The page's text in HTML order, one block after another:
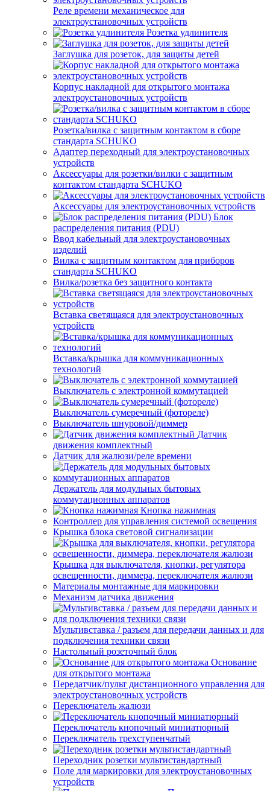
Реле времени механическое для
электроустановочных устройств
Розетка удлинителя
Заглушка для розеток, для защиты детей
Корпус накладной для открытого монтажа
электроустановочных устройств
Розетка/вилка с защитным контактом в сборе
стандарта SCHUKO
Адаптер переходный для электроустановочных
устройств
Аксессуары для розетки/вилки с защитным
контактом стандарта SCHUKO
Аксессуары для электроустановочных устройств
Блок
распределения питания (PDU)
Ввод кабельный для электроустановочных
изделий
Вилка с защитным контактом для приборов
стандарта SCHUKO
Вилка/розетка без защитного контакта
Вставка светящаяся для электроустановочных
устройств
Вставка/крышка для коммуникационных
технологий
Выключатель с электронной коммутацией
Выключатель сумеречный (фотореле)
Выключатель шнуровой/диммер
Датчик
движения комплектный
Датчик для жалюзи/реле времени
Держатель для модульных бытовых
коммутационных аппаратов
Кнопка нажимная
Контроллер для управления системой освещения
Крышка блока световой сигнализации
Крышка для выключателя, кнопки, регулятора
освещенности, диммера, переключателя жалюзи
Материалы монтажные для маркировки
Механизм датчика движения
Мультивставка / разъем для передачи данных и для
подключения техники связи
Настольный розеточный блок
Основание
для открытого монтажа
Передатчик/пульт дистанционного управления для
электроустановочных устройств
Переключатель жалюзи
Переключатель кнопочный миниатюрный
Переключатель трехступенчатый
Переходник розетки мультистандартный
Поле для маркировки для электроустановочных
устройств